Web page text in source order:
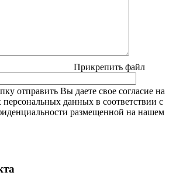
Прикрепить файл
отправить Вы даете свое согласие на
персональных данных в соответствии с
размещенной на нашем